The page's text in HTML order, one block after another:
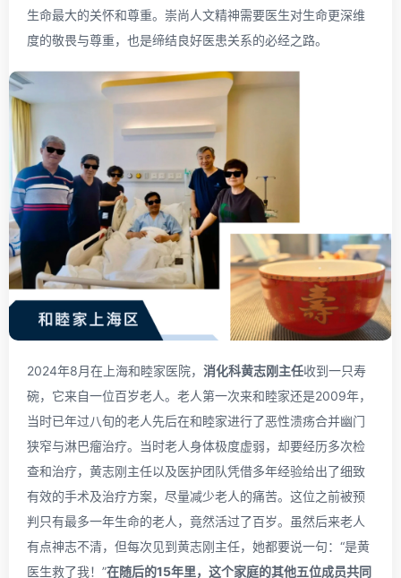
生命最大的关怀和尊重。崇尚人文精神需要医生对生命更深维
度的敬畏与尊重，也是缔结良好医患关系的必经之路。
2024年8月在上海和睦家医院， 消化科黄志刚主任收到一只寿
碗，它来自一位百岁老人。老人第一次来和睦家还是2009年，
当时已年过八旬的老人先后在和睦家进行了恶性溃疡合并幽门
狭窄与淋巴瘤治疗。当时老人身体极度虚弱，却要经历多次检
查和治疗，黄志刚主任以及医护团队凭借多年经验给出了细致
有效的手术及治疗方案，尽量减少老人的痛苦。这位之前被预
判只有最多一年生命的老人，竟然活过了百岁。虽然后来老人
有点神志不清，但每次见到黄志刚主任，她都要说一句：“是黄
医生救了我！”在随后的15年里，这个家庭的其他五位成员共同